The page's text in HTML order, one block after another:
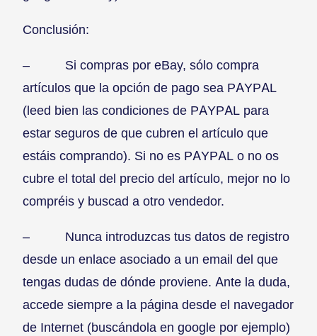
Conclusión:
– Si compras por eBay, sólo compra
artículos que la opción de pago sea PAYPAL
(leed bien las condiciones de PAYPAL para
estar seguros de que cubren el artículo que
estáis comprando). Si no es PAYPAL o no os
cubre el total del precio del artículo, mejor no lo
compréis y buscad a otro vendedor.
– Nunca introduzcas tus datos de registro
desde un enlace asociado a un email del que
tengas dudas de dónde proviene. Ante la duda,
accede siempre a la página desde el navegador
de Internet (buscándola en google por ejemplo)